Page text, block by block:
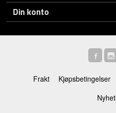
Din konto
Frakt Kjøpsbetingelser